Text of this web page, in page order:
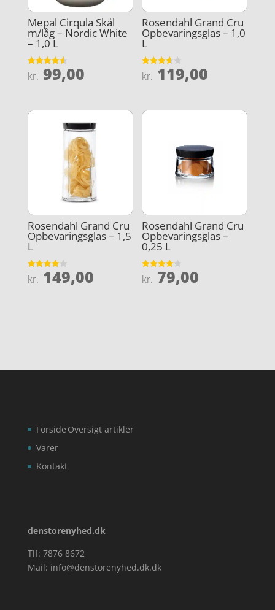
Mepal Cirqula Skål
m/låg – Nordic White
– 1,0 L
Vurderet
4.6
kr. 99,00
Rosendahl Grand Cru
Opbevaringsglas – 1,0
L
Vurderet
3.6
kr. 119,00
Rosendahl Grand Cru
Opbevaringsglas – 1,5
L
Vurderet
4
kr. 149,00
Rosendahl Grand Cru
Opbevaringsglas –
0,25 L
Vurderet
4.1
kr. 79,00
Forside
Varer
Kontakt
Oversigt artikler
denstorenyhed.dk
Tlf: 7876 8672
Mail: info@denstorenyhed.dk.dk